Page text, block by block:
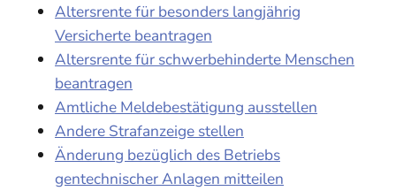
Altersrente für besonders langjährig
Versicherte beantragen
Altersrente für schwerbehinderte Menschen
beantragen
Amtliche Meldebestätigung ausstellen
Andere Strafanzeige stellen
Änderung bezüglich des Betriebs
gentechnischer Anlagen mitteilen